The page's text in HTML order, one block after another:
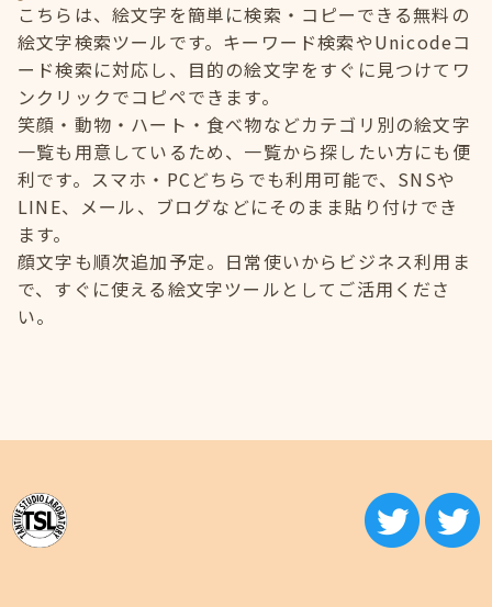
こちらは、絵文字を簡単に検索・コピーできる無料の
絵文字検索ツールです。キーワード検索やUnicodeコ
ード検索に対応し、目的の絵文字をすぐに見つけてワ
ンクリックでコピペできます。
笑顔・動物・ハート・食べ物などカテゴリ別の絵文字
一覧も用意しているため、一覧から探したい方にも便
利です。スマホ・PCどちらでも利用可能で、SNSや
LINE、メール、ブログなどにそのまま貼り付けでき
ます。
顔文字も順次追加予定。日常使いからビジネス利用ま
で、すぐに使える絵文字ツールとしてご活用くださ
い。